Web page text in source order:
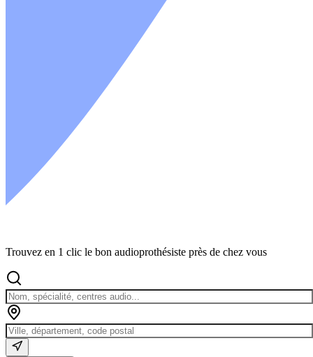
Trouvez en 1 clic le bon audioprothésiste près de chez vous